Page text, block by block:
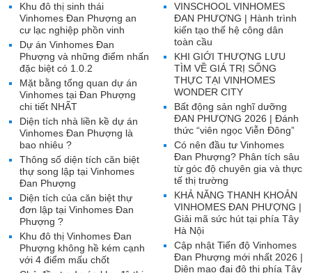
VINSCHOOL VINHOMES
ĐAN PHƯỢNG | Hành trình
kiến tạo thế hệ công dân
toàn cầu
KHI GIỚI THƯỢNG LƯU
TÌM VỀ GIÁ TRỊ SỐNG
THỰC TẠI VINHOMES
WONDER CITY
Bất động sản nghĩ dưỡng
ĐAN PHƯỢNG 2026 | Đánh
thức “viên ngọc Viễn Đông”
Có nên đầu tư Vinhomes
Đan Phượng? Phân tích sâu
từ góc độ chuyên gia và thực
tế thị trường
KHẢ NĂNG THANH KHOẢN
VINHOMES ĐAN PHƯỢNG |
Giải mã sức hút tại phía Tây
Hà Nội
Cập nhật Tiến độ Vinhomes
Đan Phượng mới nhất 2026 |
Diện mạo đại đô thị phía Tây
Khu đô thị sinh thái
Vinhomes Đan Phượng an
cư lạc nghiệp phồn vinh
Dự án Vinhomes Đan
Phượng và những điểm nhấn
đặc biệt có 1.0.2
Mặt bằng tổng quan dự án
Vinhomes tại Đan Phượng
chi tiết NHẤT
Diện tích nhà liền kề dự án
Vinhomes Đan Phượng là
bao nhiêu ?
Thông số diện tích căn biệt
thự song lập tại Vinhomes
Đan Phượng
Diện tích của căn biệt thự
đơn lập tại Vinhomes Đan
Phượng ?
Khu đô thị Vinhomes Đan
Phượng không hề kém cạnh
với 4 điểm mấu chốt